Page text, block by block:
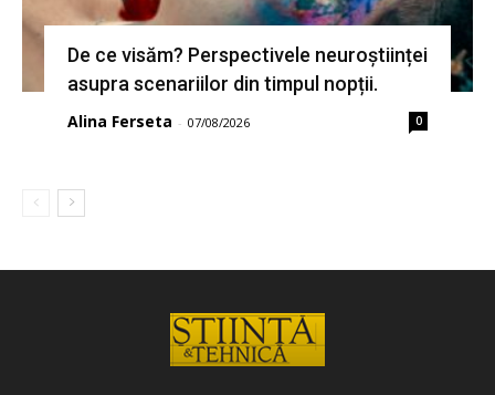
De ce visăm? Perspectivele neuroștiinței
asupra scenariilor din timpul nopții.
Alina Ferseta - 07/08/2026 0